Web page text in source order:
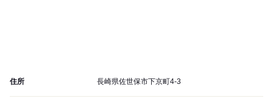
住所 長崎県佐世保市下京町4-3